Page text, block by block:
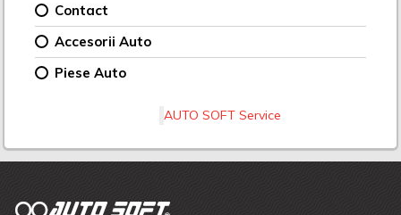
Contact
Accesorii Auto
Piese Auto
AUTO SOFT Service